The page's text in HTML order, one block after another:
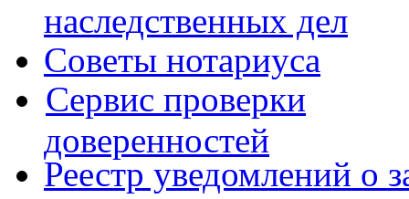
наследственных дел
Советы нотариуса
Сервис проверки
доверенностей
Реестр уведомлений о